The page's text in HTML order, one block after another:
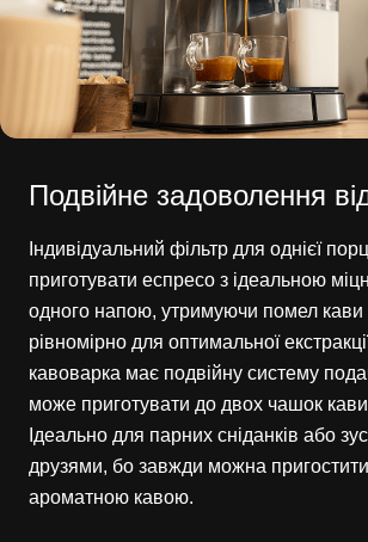
Подвійне задоволення
Індивідуальний фільтр для однієї
приготувати еспресо з ідеальною
одного напою, утримуючи помел кави
рівномірно для оптимальної
кавоварка має подвійну систему
може приготувати до двох чашок
Ідеально для парних сніданків або
друзями, бо завжди можна пригостити
ароматною кавою.